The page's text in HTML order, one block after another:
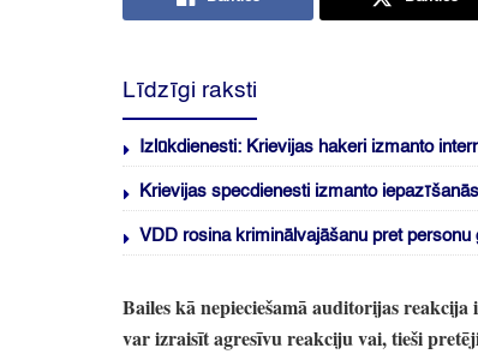
Līdzīgi raksti
Izlūkdienesti: Krievijas hakeri izmanto
Krievijas specdienesti izmanto
VDD rosina kriminālvajāšanu pret
Bailes kā nepieciešamā auditorijas
var izraisīt agresīvu reakciju vai,tieši